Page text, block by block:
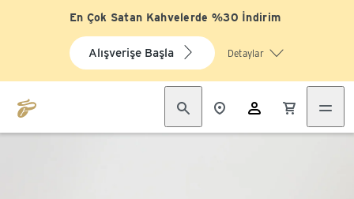
En Çok Satan Kahvelerde %30 İndirim
Alışverişe Başla Detaylar